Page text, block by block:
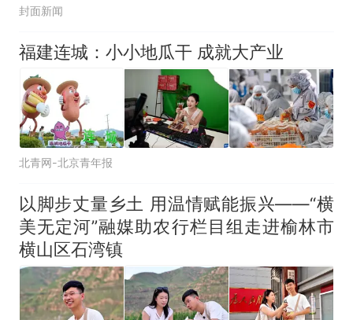
封面新闻
福建连城：小小地瓜干 成就大产业
北青网-北京青年报
以脚步丈量乡土 用温情赋能振兴——“横
美无定河”融媒助农行栏目组走进榆林市
横山区石湾镇